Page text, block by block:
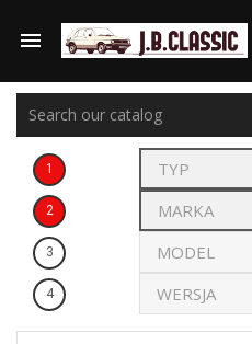

1
2
3
4